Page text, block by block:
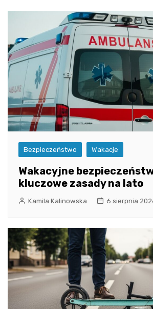
Bezpieczeństwo Wakacje
Wakacyjne
kluczowe zasady na lato
Kamila Kalinowska 6 sierpnia